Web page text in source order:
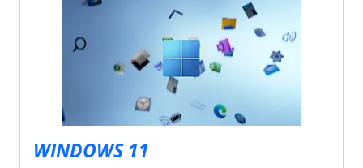
WINDOWS 11